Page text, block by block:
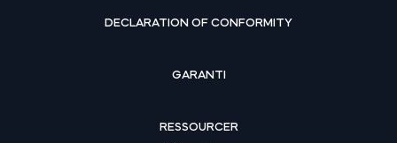
DECLARATION OF CONFORMITY
GARANTI
RESSOURCER